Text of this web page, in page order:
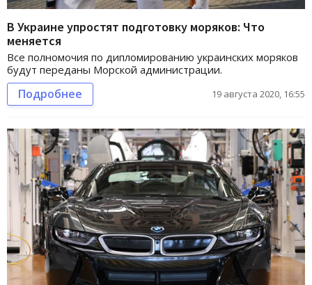
В Украине упростят подготовку моряков: Что
меняется
Все полномочия по дипломированию украинских моряков
будут переданы Морской администрации.
Подробнее 19 августа 2020, 16:55